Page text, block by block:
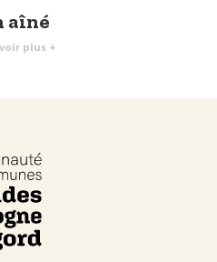
aîné
plus +